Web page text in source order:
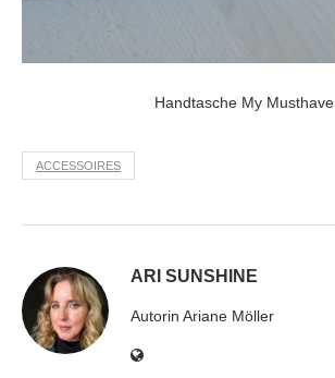
Handtasche My Musthave
ACCESSOIRES
ARI SUNSHINE
Autorin Ariane Möller